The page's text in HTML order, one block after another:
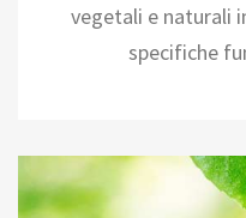
vegetali e naturali
specifiche